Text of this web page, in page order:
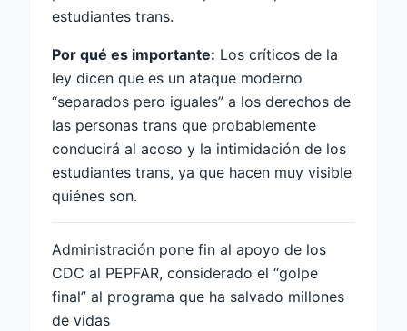
estudiantes trans.
Por qué es importante: Los críticos de la
ley dicen que es un ataque moderno
“separados pero iguales” a los derechos de
las personas trans que probablemente
conducirá al acoso y la intimidación de los
estudiantes trans, ya que hacen muy visible
quiénes son.
Administración pone fin al apoyo de los
CDC al PEPFAR, considerado el “golpe
final” al programa que ha salvado millones
de vidas